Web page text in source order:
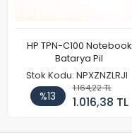
HP TPN-C100 Notebook
Batarya Pil
Stok Kodu: NPXZNZLRJI
%13
1.164,22 TL
1.016,38 TL